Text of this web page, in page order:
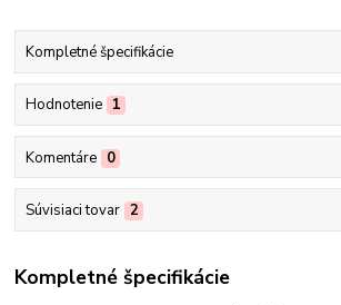
Kompletné špecifikácie
Hodnotenie 1
Komentáre 0
Súvisiaci tovar 2
Kompletné špecifikácie